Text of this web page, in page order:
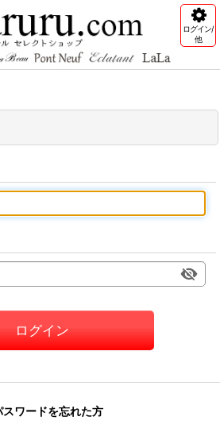
ログイン/
他
ログイン
スワードを忘れた方